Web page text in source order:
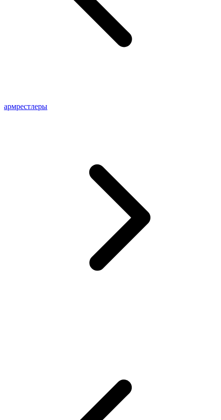
армрестлеры